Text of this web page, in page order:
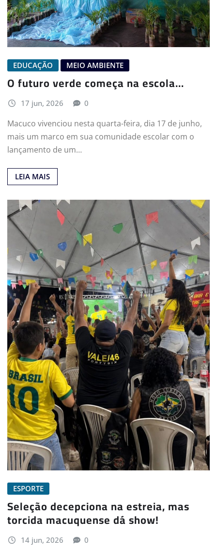
EDUCAÇÃO MEIO AMBIENTE
O futuro verde começa na escola…
17 jun, 2026 0
Macuco vivenciou nesta quarta-feira, dia 17 de junho,
mais um marco em sua comunidade escolar com o
lançamento de um…
LEIA MAIS
ESPORTE
Seleção decepciona na estreia, mas
torcida macuquense dá show!
14 jun, 2026 0